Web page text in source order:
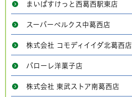
まいばすけっと西葛西駅東店
スーパーベルクス中葛西店
株式会社 コモディイイダ北葛西店
パローレ洋菓子店
株式会社 東武ストア南葛西店